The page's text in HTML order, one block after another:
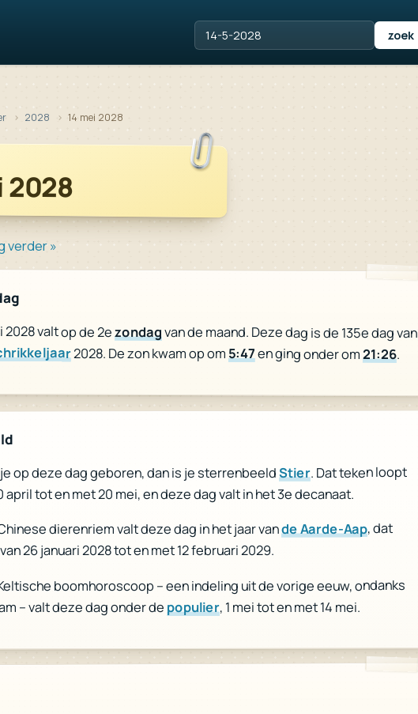
2028 14 mei 2028
2028
verder »
2028 valt op de 2ezondagvan de maand. Deze dag is de 135e dag van
2028. De zon kwam op om5:47en ging onder om21:26.
op deze dag geboren, dan is je sterrenbeeldStier. Dat teken loopt
april tot en met 20 mei, en deze dag valt in het 3e decanaat.
dierenriem valt deze dag in het jaar vande Aarde-Aap, dat
26 januari 2028 tot en met 12 februari 2029.
boomhoroscoop – een indeling uit de vorige eeuw, ondanks
– valt deze dag onder de populier, 1 mei tot en met 14 mei.